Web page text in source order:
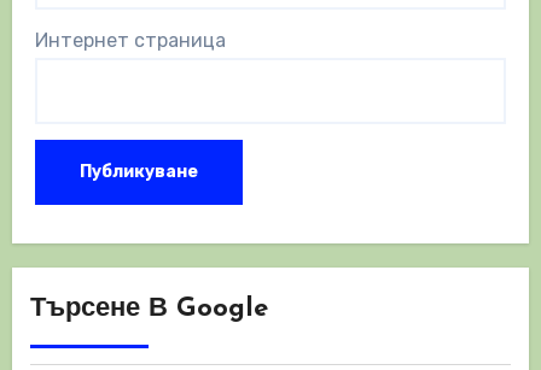
Интернет страница
Търсене В Google